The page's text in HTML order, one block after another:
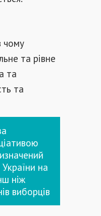
чому
та рівне
та
та
на
ніж
виборців